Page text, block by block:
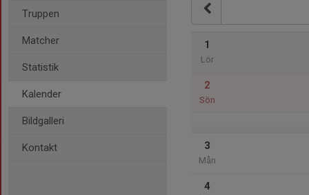
Truppen
Matcher
Statistik
Kalender
Bildgalleri
Kontakt
1
Lör
2
Sön
3
Mån
4